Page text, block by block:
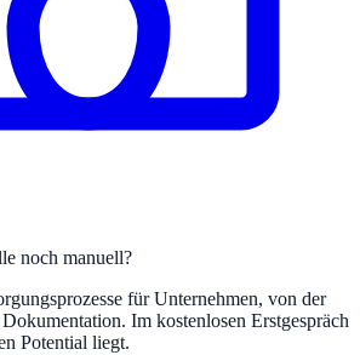
noch manuell?
für Unternehmen, von der
Im kostenlosen Erstgespräch
Potential liegt.